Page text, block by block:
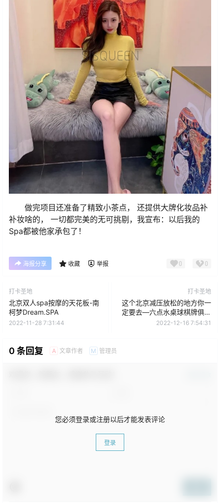
做完项目还准备了精致小茶点， 还提供大牌化妆品补
补妆啥的， 一切都完美的无可挑剔，我宣布：以后我的
Spa都被他家承包了！
海报分享 收藏 举报 0 0
打卡圣地
北京双人spa按摩的天花板-南
柯梦Dream.SPA
2022-11-28 7:31:44
打卡圣地
这个北京减压放松的地方你一
定要去—六点水桌球棋牌俱乐
部
2022-12-16 7:54:31
0 条回复 A 文章作者 M 管理员
您必须登录或注册以后才能发表评论
登录